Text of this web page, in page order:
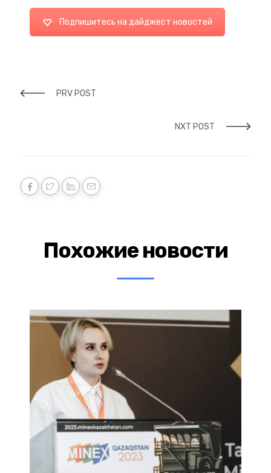
Подпишитесь на дайджест новостей
PRV POST
NXT POST
Похожие новости